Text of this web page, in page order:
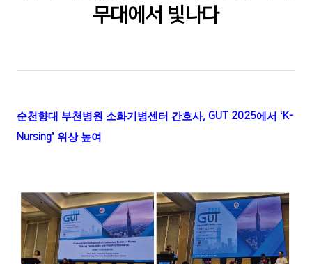
무대에서 빛나다
순천향대 부천병원 소화기병센터 간호사, GUT 2025에서 ‘K-
Nursing’ 위상 높여